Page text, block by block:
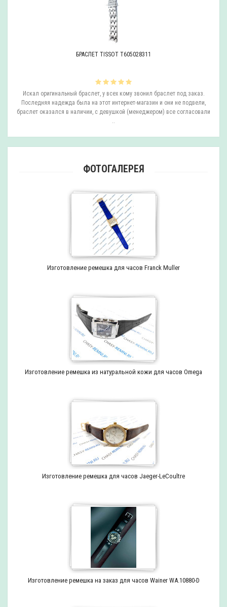
БРАСЛЕТ TISSOT T605028311
Искал оригинальный браслет, у всех кому звонил браслет под заказ.
Последняя надежда была на этот интернет-магазин и они не подвели,
браслет оказался в наличии, с девушкой (менеджером) все согласовали
..
ФОТОГАЛЕРЕЯ
Изготовление ремешка для часов Franck Muller
Изготовление ремешка из натуральной кожи для часов Omega
Изготовление ремешка для часов Jaeger-LeCoultre
Изготовление ремешка на заказ для часов Wainer WA.10880-D